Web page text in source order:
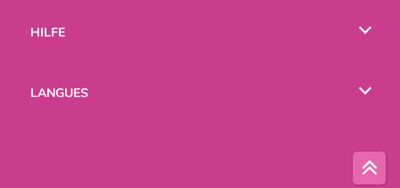
HILFE
LANGUES